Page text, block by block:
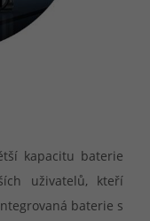
kapacitu baterie
uživatelů, kteří
baterie s